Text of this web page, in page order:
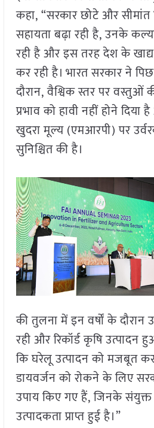
कहा, “सरकार छोटे और
सहायता बढ़ा रही है, उनके
रही है और इस तरह देश के खाद्य
कर रही है। भारत सरकार ने
दौरान, वैश्विक स्तर पर
प्रभाव को हावी नहीं होने
खुदरा मूल्य (एमआरपी) पर
सुनिश्चित की है।
की तुलना में इन वर्षों के दौरान
रही और रिकॉर्ड कृषि उत्पादन
कि घरेलू उत्पादन को मजबूत
डायवर्जन को रोकने के लिए
उपाय किए गए हैं, जिनके संयुक्त
उत्पादकता प्राप्त हुई है।”